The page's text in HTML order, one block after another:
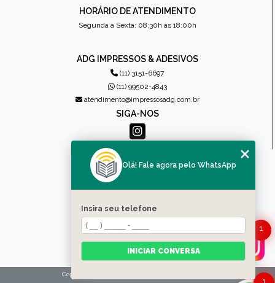
HORÁRIO DE ATENDIMENTO
Segunda à Sexta: 08:30h às 18:00h
ADG IMPRESSOS & ADESIVOS
(11) 3151-6697
(11) 99502-4843
atendimento@impressosadg.com.br
SIGA-NOS
MENU
QUEM SOMOS
PRODUTOS
CONTATO
CATEGORIAS
MAPA DO SITE
Copyright © Impressos ADG. (Lei 9610 de 19/02/1998)
1
1
Olá! Fale agora pelo WhatsApp
Insira seu telefone
INICIAR CONVERSA